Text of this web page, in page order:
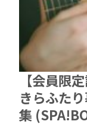
【会員限
きらふた
集